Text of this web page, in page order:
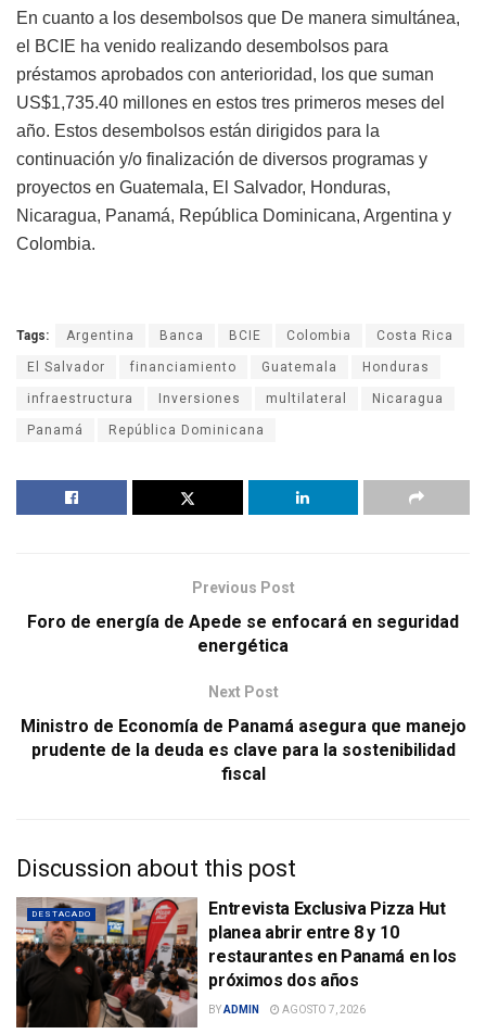
En cuanto a los desembolsos que De manera simultánea,
el BCIE ha venido realizando desembolsos para
préstamos aprobados con anterioridad, los que suman
US$1,735.40 millones en estos tres primeros meses del
año. Estos desembolsos están dirigidos para la
continuación y/o finalización de diversos programas y
proyectos en Guatemala, El Salvador, Honduras,
Nicaragua, Panamá, República Dominicana, Argentina y
Colombia.
Tags: Argentina Banca BCIE Colombia Costa Rica
El Salvador financiamiento Guatemala Honduras
infraestructura Inversiones multilateral Nicaragua
Panamá República Dominicana
Previous Post
Foro de energía de Apede se enfocará en seguridad
energética
Next Post
Ministro de Economía de Panamá asegura que manejo
prudente de la deuda es clave para la sostenibilidad
fiscal
Discussion about this post
DESTACADO
Entrevista Exclusiva Pizza Hut
planea abrir entre 8 y 10
restaurantes en Panamá en los
próximos dos años
BYADMIN AGOSTO 7, 2026